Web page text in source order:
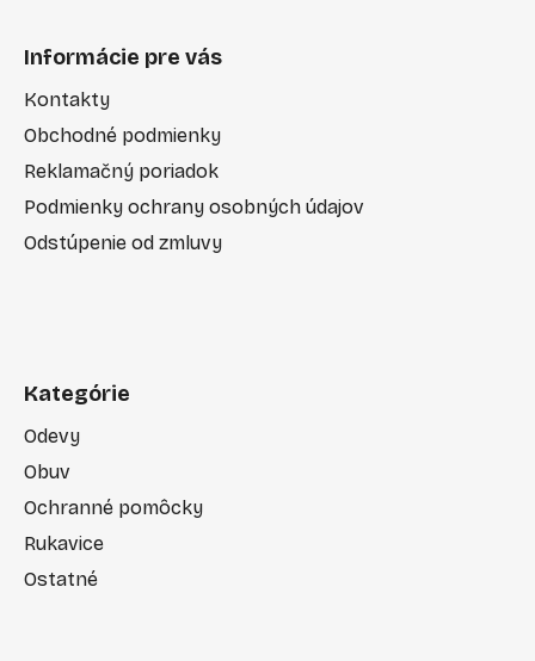
Informácie pre vás
Kontakty
Obchodné podmienky
Reklamačný poriadok
Podmienky ochrany osobných údajov
Odstúpenie od zmluvy
Kategórie
Odevy
Obuv
Ochranné pomôcky
Rukavice
Ostatné